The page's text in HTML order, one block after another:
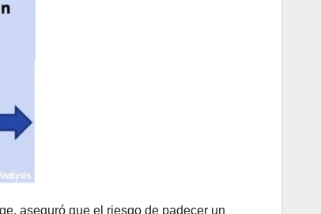
aseguró que el riesgo de padecer un